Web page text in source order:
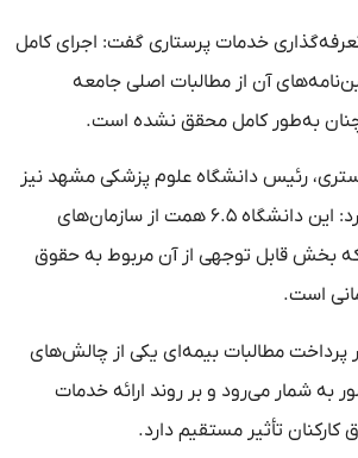
خدمات پرستاری گفت: اجرای کامل
آن از مطالبات اصلی جامعه
به‌طور کامل محقق نشده است.
رئیس دانشگاه علوم پزشکی مشهد نیز
در این اجلاس اعلام کرد: این دانشگاه ۶.۵ همت از سازمان‌های
که بخش قابل توجهی از آن مربوط به حقوق
است.
پرداخت مطالبات بیمه‌ای یکی از چالش‌های
شمار می‌رود و بر روند ارائه خدمات
تأثیر مستقیم دارد.